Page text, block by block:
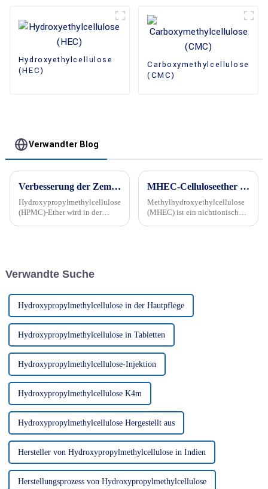
Hydroxyethylcellulose
(HEC)
Carboxymethylcellulose
(CMC)
Verwandter Blog
Verbesserung der Zementschlammleistung durch HPMC-Ether
Hydroxypropylmethylcellulose
(HPMC)-Ether wird in der
MHEC-Celluloseether verzögert den Zementhydratationsmechanismus
Methylhydroxyethylcellulose
(MHEC) ist ein nichtionischer
Verwandte Suche
Hydroxypropylmethylcellulose in der Hautpflege
Hydroxypropylmethylcellulose in Tabletten
Hydroxypropylmethylcellulose-Injektion
Hydroxypropylmethylcellulose K4m
Hydroxypropylmethylcellulose Hergestellt aus
Hersteller von Hydroxypropylmethylcellulose in Indien
Herstellungsprozess von Hydroxypropylmethylcellulose